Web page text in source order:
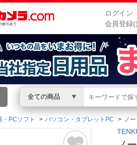
ログイン
会員登録
全ての商品
んにちは
ログイン
PCソフト パソコン・タブレットPC ノ